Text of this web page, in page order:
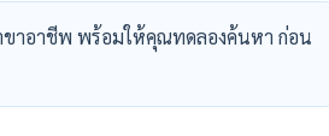
ขาอาชีพ พร้อมให้คุณทดลองค้นหา ก่อน